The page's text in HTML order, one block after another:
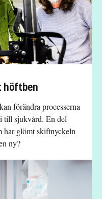
höftben
förändra processerna
till sjukvård. En del
har glömt skiftnyckeln
ny?